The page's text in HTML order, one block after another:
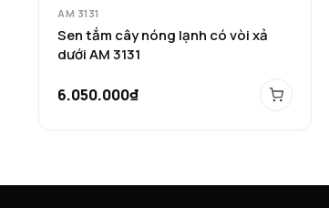
AM 3131
Sen tắm cây nóng lạnh có vòi xả
dưới AM 3131
6.050.000₫